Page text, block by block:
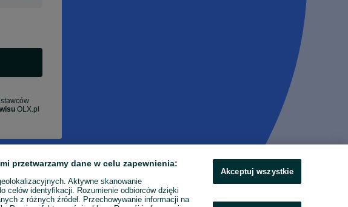
OLX.pl
przetwarzamy dane w celu zapewnienia:
Aktywne skanowanie
celów identyfikacji. Rozumienie odbiorców dzięki
z różnych źródeł. Przechowywanie informacji na
Akceptuj wszystkie